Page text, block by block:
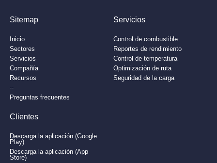
Sitemap
Inicio
Sectores
Servicios
Compañía
Recursos
--
Preguntas frecuentes
Servicios
Control de combustible
Reportes de rendimiento
Control de temperatura
Optimización de ruta
Seguridad de la carga
Clientes​
Descarga la aplicación (Google
Play)
Descarga la aplicación (App
Store)